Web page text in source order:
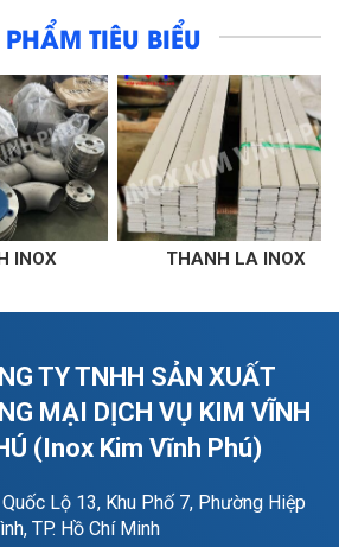
TIÊU BIỂU
LA INOX THANH V
TY TNHH SẢN XUẤT
MẠI DỊCH VỤ KIM VĨNH
(Inox Kim Vĩnh Phú)
Lộ 13, Khu Phố 7, Phường Hiệp
TP. Hồ Chí Minh